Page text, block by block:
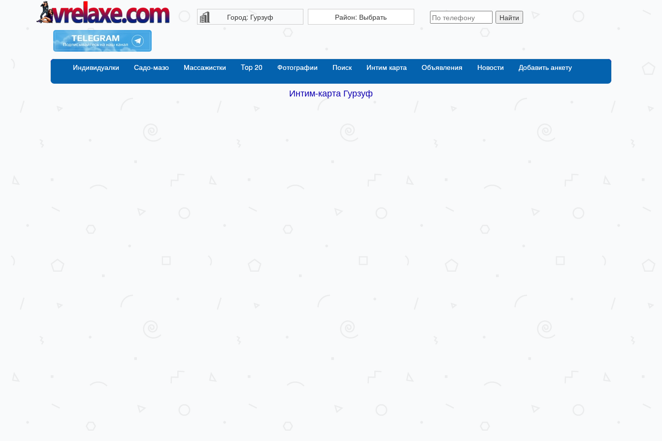
Город: Гурзуф Район: Выбрать Найти
Индивидуалки Садо-мазо Массажистки Top 20 Фотографии Поиск Интим карта Объявления Новости Добавить анкету
Интим-карта Гурзуф